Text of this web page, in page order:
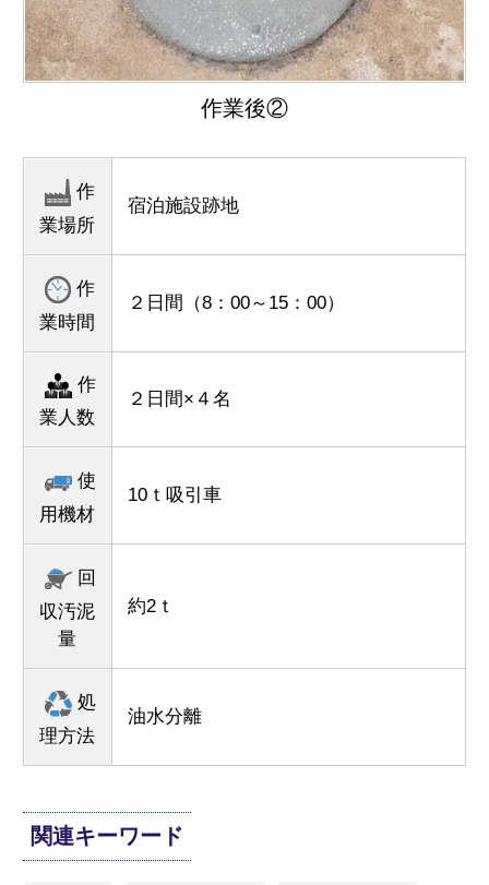
作業後②
作
業場所
宿泊施設跡地
作
業時間
２日間（8：00～15：00）
作
業人数
２日間×４名
使
用機材
10ｔ吸引車
回
収汚泥
量
約2ｔ
処
理方法
油水分離
関連キーワード